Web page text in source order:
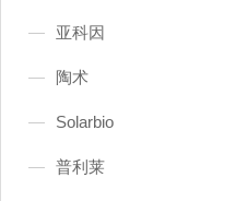
亚科因
陶术
Solarbio
普利莱